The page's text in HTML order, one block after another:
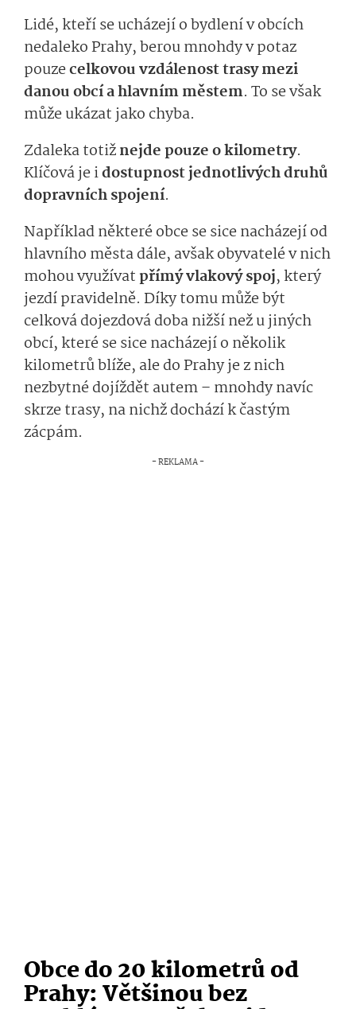
Lidé, kteří se ucházejí o bydlení v obcích
nedaleko Prahy, berou mnohdy v potaz
pouzecelkovou vzdálenost trasy mezi
danou obcí a hlavním městem. To se však
může ukázat jako chyba.
Zdaleka totižnejde pouze o kilometry.
Klíčová je idostupnost jednotlivých druhů
dopravních spojení.
Například některé obce se sice nacházejí od
hlavního města dále, avšak obyvatelé v nich
mohou využívatpřímý vlakový spoj, který
jezdí pravidelně. Díky tomu může být
celková dojezdová doba nižší než u jiných
obcí, které se sice nacházejí o několik
kilometrů blíže, ale do Prahy je z nich
nezbytné dojíždět autem – mnohdy navíc
skrze trasy, na nichž dochází k častým
zácpám.
Obce do 20 kilometrů od
Prahy: Většinou bez